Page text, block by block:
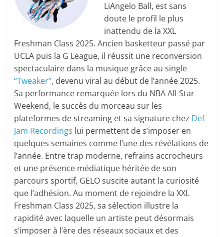
LiAngelo Ball, est sans
doute le profil le plus
inattendu de la XXL
Freshman Class 2025. Ancien basketteur passé par
UCLA puis la G League, il réussit une reconversion
spectaculaire dans la musique grâce au single
“Tweaker”, devenu viral au début de l’année 2025.
Sa performance remarquée lors du NBA All-Star
Weekend, le succès du morceau sur les
plateformes de streaming et sa signature chez Def
Jam Recordings lui permettent de s’imposer en
quelques semaines comme l’une des révélations de
l’année. Entre trap moderne, refrains accrocheurs
et une présence médiatique héritée de son
parcours sportif, GELO suscite autant la curiosité
que l’adhésion. Au moment de rejoindre la XXL
Freshman Class 2025, sa sélection illustre la
rapidité avec laquelle un artiste peut désormais
s’imposer à l’ère des réseaux sociaux et des